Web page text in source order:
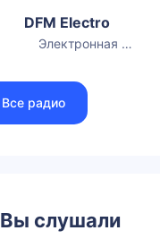
DFM Electro
Электронная музыка
Все радио
Вы слушали